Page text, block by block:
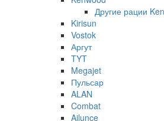
Другие рации
Kirisun
Vostok
Аргут
TYT
Megajet
Пульсар
ALAN
Combat
Ailunce